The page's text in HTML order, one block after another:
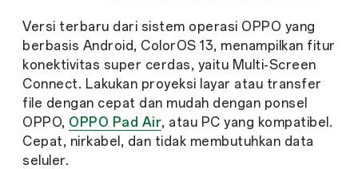
Versi terbaru dari sistem operasi OPPO yang
berbasis Android, ColorOS 13, menampilkan fitur
konektivitas super cerdas, yaitu Multi-Screen
Connect. Lakukan proyeksi layar atau transfer
file dengan cepat dan mudah dengan ponsel
OPPO, OPPO Pad Air, atau PC yang kompatibel.
Cepat, nirkabel, dan tidak membutuhkan data
seluler.